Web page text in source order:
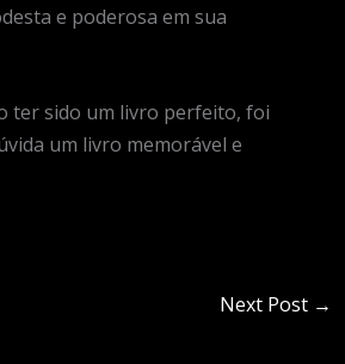
e poderosa em sua
ter sido um livro perfeito, foi
um livro memorável e
Next Post →